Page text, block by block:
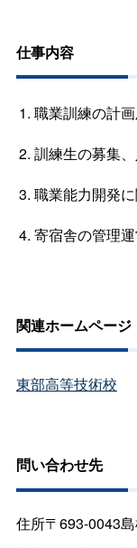
仕事内容
職業訓練の計
訓練生の募集
職業能力開発
寄宿舎の管理運
関連ホームページ
東部高等技術校
問い合わせ先
住所〒693-0043